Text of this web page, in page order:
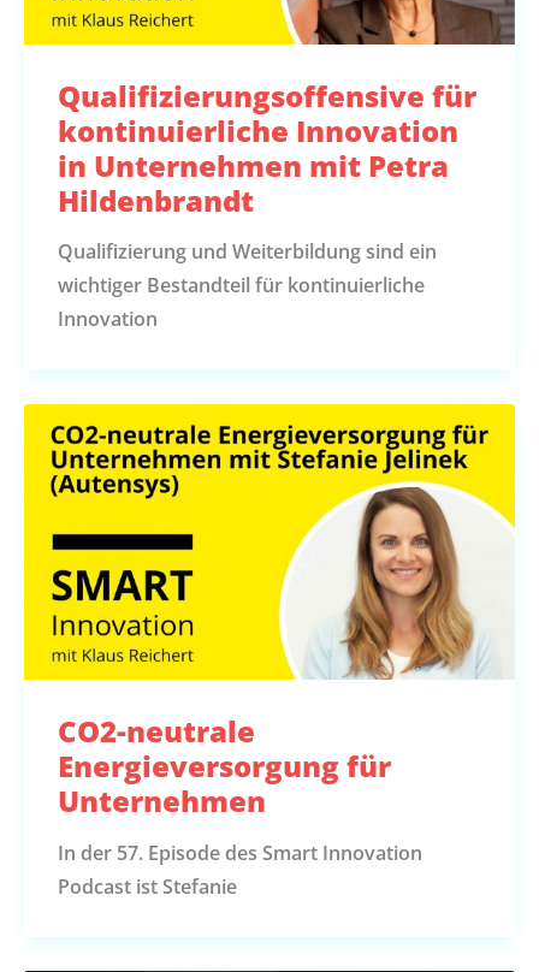
Qualifizierungsoffensive für
kontinuierliche Innovation
in Unternehmen mit Petra
Hildenbrandt
Qualifizierung und Weiterbildung sind ein
wichtiger Bestandteil für kontinuierliche
Innovation
CO2-neutrale
Energieversorgung für
Unternehmen
In der 57. Episode des Smart Innovation
Podcast ist Stefanie